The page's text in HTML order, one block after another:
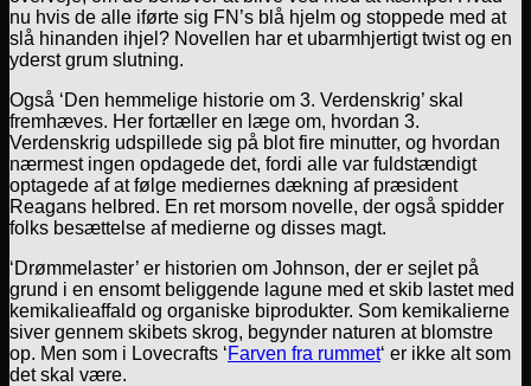
nu hvis de alle iførte sig FN’s blå hjelm og stoppede med at
slå hinanden ihjel? Novellen har et ubarmhjertigt twist og en
yderst grum slutning.
Også ‘Den hemmelige historie om 3. Verdenskrig’ skal
fremhæves. Her fortæller en læge om, hvordan 3.
Verdenskrig udspillede sig på blot fire minutter, og hvordan
nærmest ingen opdagede det, fordi alle var fuldstændigt
optagede af at følge mediernes dækning af præsident
Reagans helbred. En ret morsom novelle, der også spidder
folks besættelse af medierne og disses magt.
‘Drømmelaster’ er historien om Johnson, der er sejlet på
grund i en ensomt beliggende lagune med et skib lastet med
kemikalieaffald og organiske biprodukter. Som kemikalierne
siver gennem skibets skrog, begynder naturen at blomstre
op. Men som i Lovecrafts ‘Farven fra rummet‘ er ikke alt som
det skal være.